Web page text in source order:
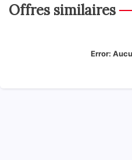
Offres similaires
Error: